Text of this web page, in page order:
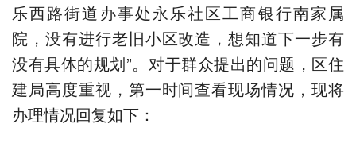
乐西路街道办事处永乐社区工商银行南家属
院，没有进行老旧小区改造，想知道下一步有
没有具体的规划”。对于群众提出的问题，区住
建局高度重视，第一时间查看现场情况，现将
办理情况回复如下：